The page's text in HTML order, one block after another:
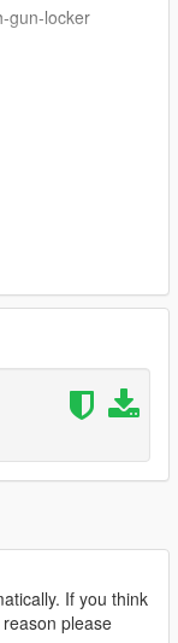
gun-locker
If you think
please